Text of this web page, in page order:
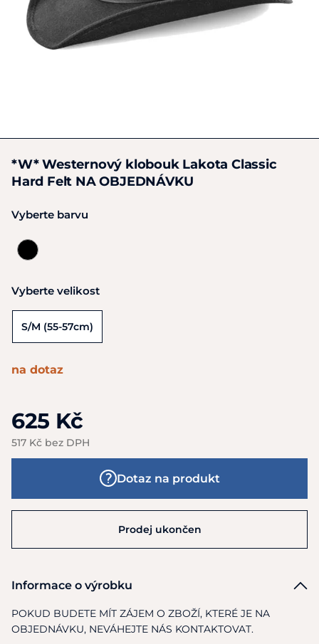
*W* Westernový klobouk Lakota Classic
Hard Felt NA OBJEDNÁVKU
Vyberte barvu
Vyberte velikost
S/M (55-57cm)
na dotaz
625 Kč
517 Kč bez DPH
Dotaz na produkt
Prodej ukončen
Informace o výrobku
POKUD BUDETE MÍT ZÁJEM O ZBOŽÍ, KTERÉ JE NA
OBJEDNÁVKU, NEVÁHEJTE NÁS KONTAKTOVAT.